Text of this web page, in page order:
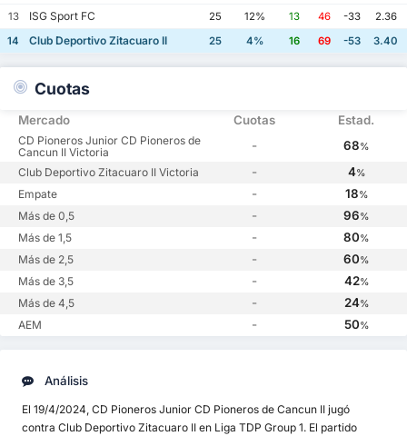
13
ISG Sport FC 25 12% 13 46 -33
2.36
14
Club Deportivo Zitacuaro II 25 4% 16 69 -53 3.40
Cuotas
Mercado Cuotas Estad.
CD Pioneros Junior CD Pioneros de
Cancun II Victoria
- 68%
Club Deportivo Zitacuaro II Victoria - 4%
Empate - 18%
Más de 0,5 - 96%
Más de 1,5 - 80%
Más de 2,5 - 60%
Más de 3,5 - 42%
Más de 4,5 - 24%
AEM - 50%
Análisis
El 19/4/2024, CD Pioneros Junior CD Pioneros de Cancun II jugó
contra Club Deportivo Zitacuaro II en Liga TDP Group 1. El partido